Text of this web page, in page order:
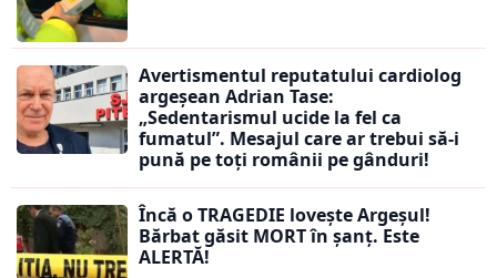
Avertismentul reputatului cardiolog
argeșean Adrian Tase:
„Sedentarismul ucide la fel ca
fumatul”. Mesajul care ar trebui să-i
pună pe toți românii pe gânduri!
Încă o TRAGEDIE lovește Argeșul!
Bărbat găsit MORT în șanț. Este
ALERTĂ!